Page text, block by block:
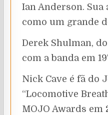
Ian Anderson.
como um grande
Derek Shulman,
com a banda em
Nick Cave é fã do
“Locomotive
MOJO Awards em